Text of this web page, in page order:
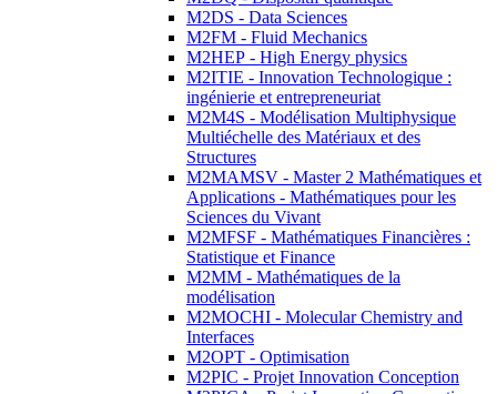
M2DS - Data Sciences
M2FM - Fluid Mechanics
M2HEP - High Energy physics
M2ITIE - Innovation Technologique :
ingénierie et entrepreneuriat
M2M4S - Modélisation Multiphysique
Multiéchelle des Matériaux et des
Structures
M2MAMSV - Master 2 Mathématiques et
Applications - Mathématiques pour les
Sciences du Vivant
M2MFSF - Mathématiques Financières :
Statistique et Finance
M2MM - Mathématiques de la
modélisation
M2MOCHI - Molecular Chemistry and
Interfaces
M2OPT - Optimisation
M2PIC - Projet Innovation Conception